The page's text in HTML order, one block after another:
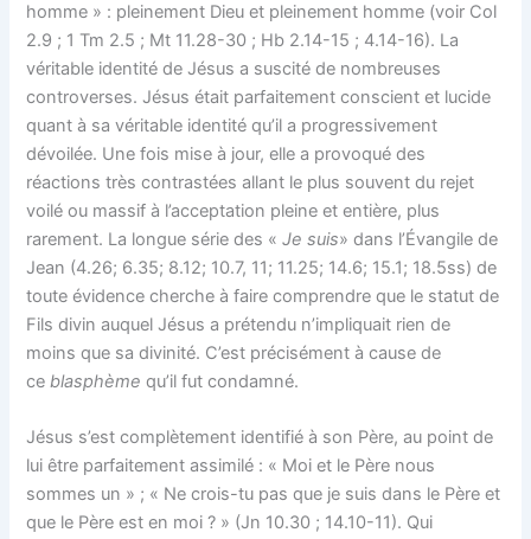
homme » : pleinement Dieu et pleinement homme (voir Col
2.9 ; 1 Tm 2.5 ; Mt 11.28-30 ; Hb 2.14-15 ; 4.14-16). La
véritable identité de Jésus a suscité de nombreuses
controverses. Jésus était parfaitement conscient et lucide
quant à sa véritable identité qu’il a progressivement
dévoilée. Une fois mise à jour, elle a provoqué des
réactions très contrastées allant le plus souvent du rejet
voilé ou massif à l’acceptation pleine et entière, plus
rarement. La longue série des «Je suis» dans l’Évangile de
Jean (4.26; 6.35; 8.12; 10.7, 11; 11.25; 14.6; 15.1; 18.5ss) de
toute évidence cherche à faire comprendre que le statut de
Fils divin auquel Jésus a prétendu n’impliquait rien de
moins que sa divinité. C’est précisément à cause de
ceblasphème qu’il fut condamné.
Jésus s’est complètement identifié à son Père, au point de
lui être parfaitement assimilé : « Moi et le Père nous
sommes un » ; « Ne crois-tu pas que je suis dans le Père et
que le Père est en moi ? » (Jn 10.30 ; 14.10-11). Qui